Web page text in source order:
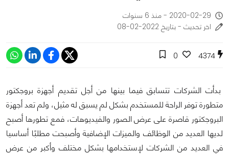
2020-02-29 - منذ 6 سنوات
اخر تحديث - بتاريخ 2022-02-08
4374
0
بدأت الشركات تتسابق فيما بينها من أجل تقديم أجهزة بروجكتور
متطورة توفر الراحة للمستخدم بشكل لم يسبق له مثيل، ولم تعد أجهزة
البروجكتور قاصرة على عرض الصور والفيديوهات، فمع تطورها أصبح
لديها العديد من الوظائف والميزات الإضافية وأصبحت مطلبًا أساسيا
في العديد من الشركات لإستخدامها بشكل مختلف وأكبر من عرض